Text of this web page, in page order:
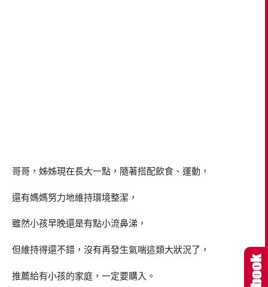
哥哥，姊姊現在長大一點，隨著搭配飲食、運動，
還有媽媽努力地維持環境整潔，
雖然小孩早晚還是有點小流鼻涕，
但維持得還不錯，沒有再發生氣喘這類大狀況了，
推薦給有小孩的家庭，一定要購入。